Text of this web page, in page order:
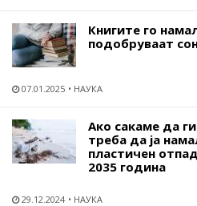
Книгите го
подобруваат
07.01.2025 НАУКА
Ако сакаме да
треба да ја
пластичен
2035 година
29.12.2024 НАУКА